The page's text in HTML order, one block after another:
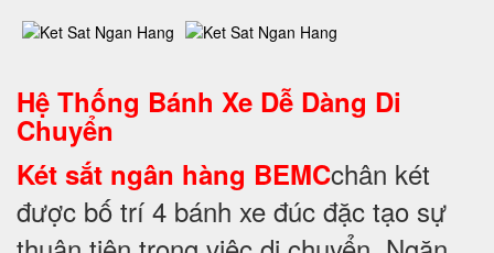
Hệ Thống Bánh Xe Dễ Dàng Di
Chuyển
Két sắt ngân hàng BEMCchân két
được bố trí 4 bánh xe đúc đặc tạo sự